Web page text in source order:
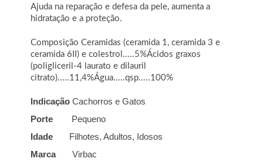
Ajuda na reparação e defesa da pele, aumenta a
hidratação e a proteção.
Composição Ceramidas (ceramida 1, ceramida 3 e
ceramida 6II) e colestrol.....5%Ácidos graxos
(poligliceril-4 laurato e dilauril
citrato).....11,4%Água.....qsp.....100%
Indicação Cachorros e Gatos
Porte
Pequeno
Idade
Filhotes, Adultos, Idosos
Marca
Virbac